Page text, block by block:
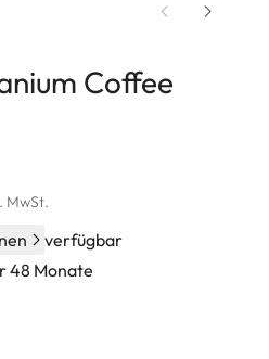
Coffee
MwSt.
verfügbar
48 Monate